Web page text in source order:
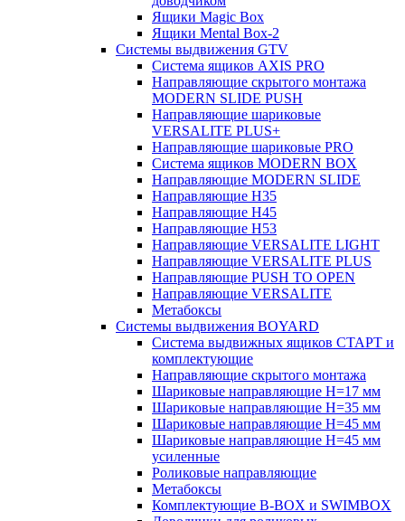
Ящики Magic Box
Ящики Mental Box-2
Системы выдвижения GTV
Система ящиков AXIS PRO
Направляющие скрытого монтажа
MODERN SLIDE PUSH
Направляющие шариковые
VERSALITE PLUS+
Направляющие шариковые PRO
Система ящиков MODERN BOX
Направляющие MODERN SLIDE
Направляющие H35
Направляющие H45
Направляющие H53
Направляющие VERSALITE LIGHT
Направляющие VERSALITE PLUS
Направляющие PUSH TO OPEN
Направляющие VERSALITE
Метабоксы
Системы выдвижения BOYARD
Система выдвижных ящиков СТАРТ и
комплектующие
Направляющие скрытого монтажа
Шариковые направляющие H=17 мм
Шариковые направляющие H=35 мм
Шариковые направляющие H=45 мм
Шариковые направляющие H=45 мм
усиленные
Роликовые направляющие
Метабоксы
Комплектующие B-BOX и SWIMBOX